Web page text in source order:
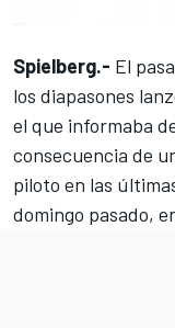
Spielberg.- El
los diapasones
el que informaba
consecuencia de
piloto en las
domingo pasado,